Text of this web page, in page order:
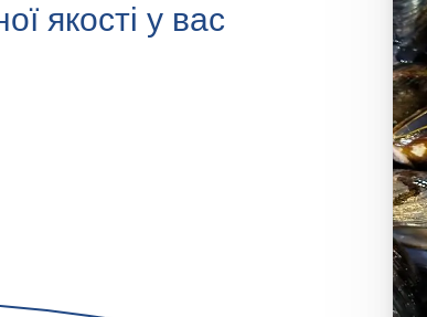
якості у вас